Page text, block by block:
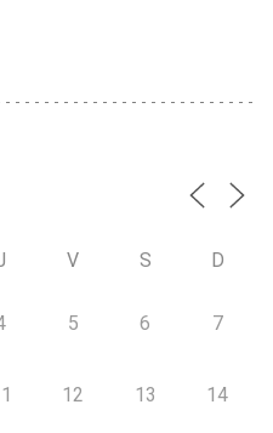
V S D
5 6 7
12 13 14